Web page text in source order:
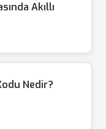
Akıllı
Nedir?